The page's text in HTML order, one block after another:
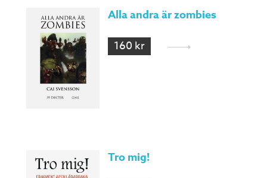
Alla andra är zombies
160 kr
Tro mig!